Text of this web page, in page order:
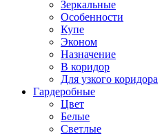
Зеркальные
Особенности
Купе
Эконом
Назначение
В коридор
Для узкого коридора
Гардеробные
Цвет
Белые
Светлые